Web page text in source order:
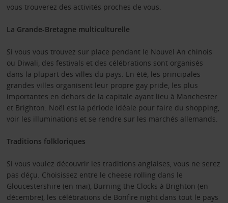
vous trouverez des activités proches de vous.
La Grande-Bretagne multiculturelle
Si vous vous trouvez sur place pendant le Nouvel An chinois
ou Diwali, des festivals et des célébrations sont organisés
dans la plupart des villes du pays. En été, les principales
grandes villes organisent leur propre gay pride, les plus
importantes en dehors de la capitale ayant lieu à Manchester
et Brighton. Noël est la période idéale pour faire du shopping,
voir les illuminations et se rendre sur les marchés allemands.
Traditions folkloriques
Si vous voulez découvrir les traditions anglaises, vous ne serez
pas déçu. Choisissez entre le cheese rolling dans le
Gloucestershire (en mai), Burning the Clocks à Brighton (en
décembre), les célébrations de Bonfire night dans tout le pays